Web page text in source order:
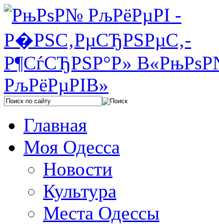
Главная
Моя Одесса
Новости
Культура
Места Одессы